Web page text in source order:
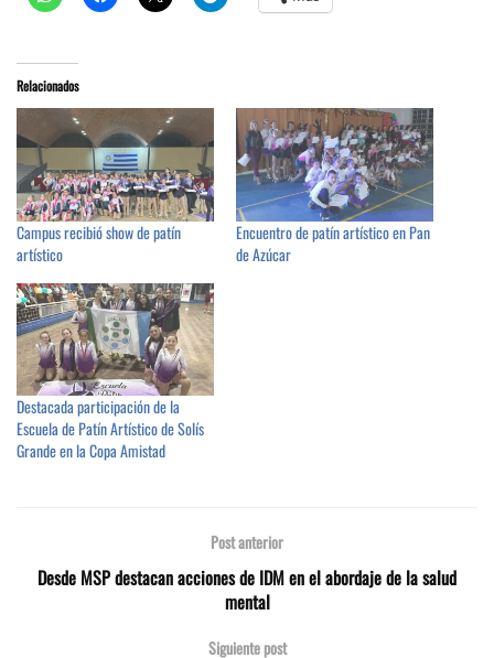
Relacionados
Campus recibió show de patín
artístico
Encuentro de patín artístico en Pan
de Azúcar
Destacada participación de la
Escuela de Patín Artístico de Solís
Grande en la Copa Amistad
Post anterior
Desde MSP destacan acciones de IDM en el abordaje de la salud
mental
Siguiente post